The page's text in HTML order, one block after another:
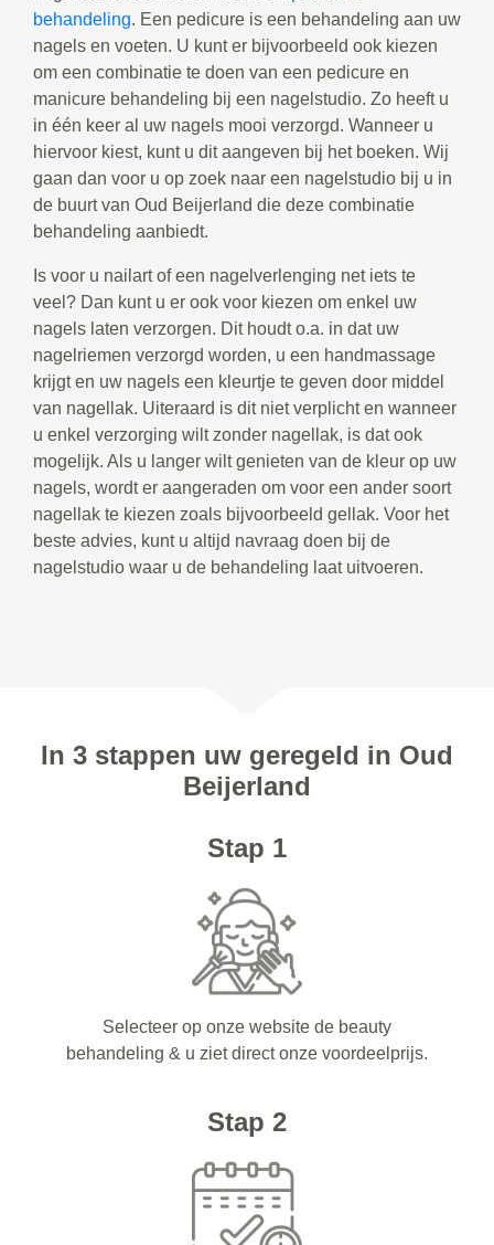
behandeling. Een pedicure is een behandeling aan uw
nagels en voeten. U kunt er bijvoorbeeld ook kiezen
om een combinatie te doen van een pedicure en
manicure behandeling bij een nagelstudio. Zo heeft u
in één keer al uw nagels mooi verzorgd. Wanneer u
hiervoor kiest, kunt u dit aangeven bij het boeken. Wij
gaan dan voor u op zoek naar een nagelstudio bij u in
de buurt van Oud Beijerland die deze combinatie
behandeling aanbiedt.
Is voor u nailart of een nagelverlenging net iets te
veel? Dan kunt u er ook voor kiezen om enkel uw
nagels laten verzorgen. Dit houdt o.a. in dat uw
nagelriemen verzorgd worden, u een handmassage
krijgt en uw nagels een kleurtje te geven door middel
van nagellak. Uiteraard is dit niet verplicht en wanneer
u enkel verzorging wilt zonder nagellak, is dat ook
mogelijk. Als u langer wilt genieten van de kleur op uw
nagels, wordt er aangeraden om voor een ander soort
nagellak te kiezen zoals bijvoorbeeld gellak. Voor het
beste advies, kunt u altijd navraag doen bij de
nagelstudio waar u de behandeling laat uitvoeren.
In 3 stappen uw geregeld in Oud
Beijerland
Stap 1
Selecteer op onze website de beauty
behandeling & u ziet direct onze voordeelprijs.
Stap 2